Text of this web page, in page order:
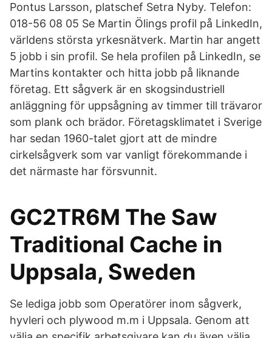
Pontus Larsson, platschef Setra Nyby. Telefon:
018-56 08 05 Se Martin Ölings profil på LinkedIn,
världens största yrkesnätverk. Martin har angett
5 jobb i sin profil. Se hela profilen på LinkedIn, se
Martins kontakter och hitta jobb på liknande
företag. Ett sågverk är en skogsindustriell
anläggning för uppsågning av timmer till trävaror
som plank och brädor. Företagsklimatet i Sverige
har sedan 1960-talet gjort att de mindre
cirkelsågverk som var vanligt förekommande i
det närmaste har försvunnit.
GC2TR6M The Saw
Traditional Cache in
Uppsala, Sweden
Se lediga jobb som Operatörer inom sågverk,
hyvleri och plywood m.m i Uppsala. Genom att